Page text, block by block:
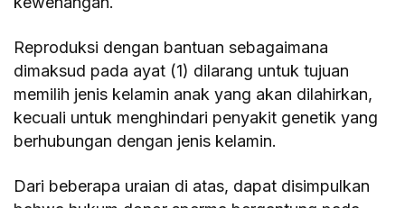
Reproduksi dengan bantuan sebagaimana
dimaksud pada ayat (1) dilarang untuk tujuan
memilih jenis kelamin anak yang akan dilahirkan,
kecuali untuk menghindari penyakit genetik yang
berhubungan dengan jenis kelamin.
Dari beberapa uraian di atas, dapat disimpulkan